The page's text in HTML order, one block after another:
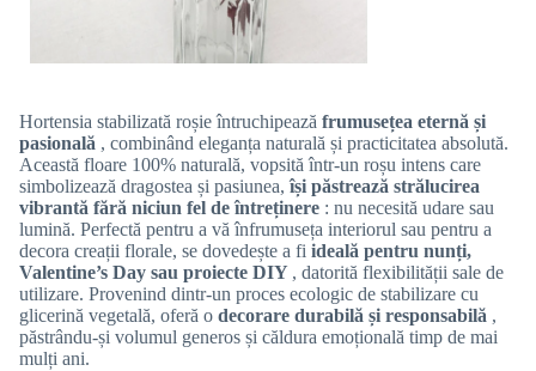
Hortensia stabilizată roșie întruchipează frumusețea eternă și
pasională , combinând eleganța naturală și practicitatea absolută.
Această floare 100% naturală, vopsită într-un roșu intens care
simbolizează dragostea și pasiunea,își păstrează strălucirea
vibrantă fără niciun fel de întreținere : nu necesită udare sau
lumină. Perfectă pentru a vă înfrumuseța interiorul sau pentru a
decora creații florale, se dovedește a fi ideală pentru nunți,
Valentine’s Day sau proiecte DIY , datorită flexibilității sale de
utilizare. Provenind dintr-un proces ecologic de stabilizare cu
glicerină vegetală, oferă o decorare durabilă și responsabilă ,
păstrându-și volumul generos și căldura emoțională timp de mai
mulți ani.